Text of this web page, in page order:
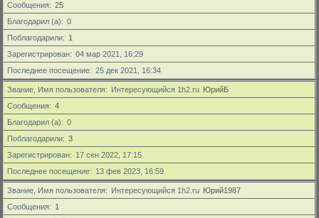
Сообщения
25
Благодарил (а)
0
Поблагодарили
1
Зарегистрирован
04 мар 2021, 16:29
Последнее посещение
25 дек 2021, 16:34
Звание, Имя пользователя Интересующийся 1h2.ru ЮрийБ
Сообщения
4
Благодарил (а)
0
Поблагодарили
3
Зарегистрирован
17 сен 2022, 17:15
Последнее посещение
13 фев 2023, 16:59
Звание, Имя пользователя Интересующийся 1h2.ru Юрий1987
Сообщения
1